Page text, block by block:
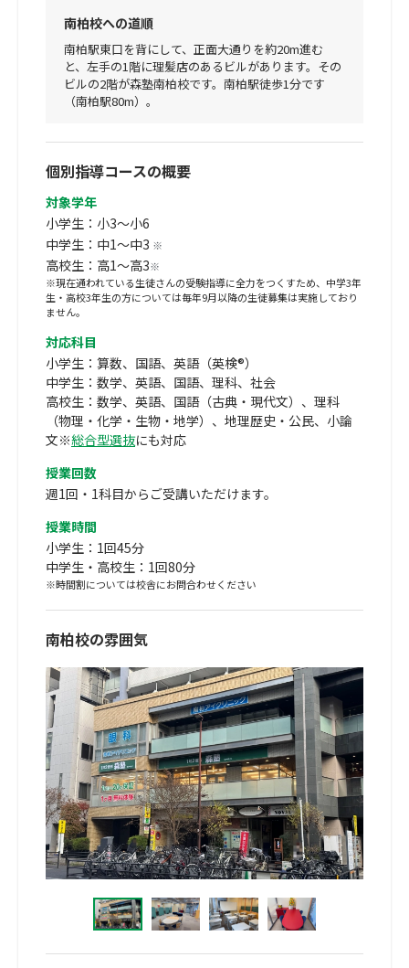
個別指導コースの概要
対象学年
小学生：小3～小6
中学生：中1～中3 ※
高校生：高1～高3※
※現在通われている生徒さんの受験指導に全力をつくすため、中学3年
生・高校3年生の方については毎年9月以降の生徒募集は実施しており
ません。
対応科目
小学生：算数、国語、英語（英検®）
中学生：数学、英語、国語、理科、社会
高校生：数学、英語、国語（古典・現代文）、理科
（物理・化学・生物・地学）、地理歴史・公民、小論
文※総合型選抜にも対応
授業回数
週1回・1科目からご受講いただけます。
授業時間
小学生：1回45分
中学生・高校生：1回80分
※時間割については校舎にお問合わせください
南柏校の雰囲気
南柏校への道順
南柏駅東口を背にして、正面大通りを約20m進む
と、左手の1階に理髪店のあるビルがあります。その
ビルの2階が森塾南柏校です。南柏駅徒歩1分です
（南柏駅80m）。